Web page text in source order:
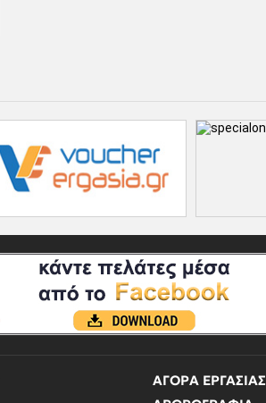
ΑΓΟΡΑ ΕΡΓΑΣΙΑΣ